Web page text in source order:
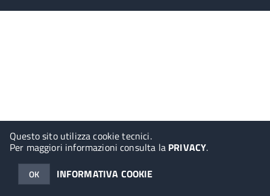
Questo sito utilizza cookie tecnici.
Per maggiori informazioni consulta la PRIVACY.
OK INFORMATIVA COOKIE